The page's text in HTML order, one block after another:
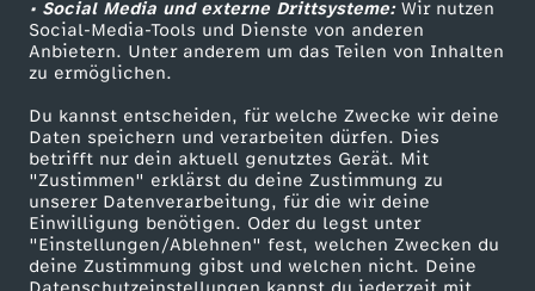
• Social Media und externe Drittsysteme:Wir nutzen
Social-Media-Tools und Dienste von anderen
Anbietern. Unter anderem um das Teilen von Inhalten
zu ermöglichen.
Du kannst entscheiden, für welche Zwecke wir deine
Daten speichern und verarbeiten dürfen. Dies
betrifft nur dein aktuell genutztes Gerät. Mit
"Zustimmen" erklärst du deine Zustimmung zu
unserer Datenverarbeitung, für die wir deine
Einwilligung benötigen. Oder du legst unter
"Einstellungen/Ablehnen" fest, welchen Zwecken du
deine Zustimmung gibst und welchen nicht. Deine
t
u
g
a
l
ZDF Unternehmen
Karriere
ZDF goes Schule
Werbefernsehen
Mainzelmännchen